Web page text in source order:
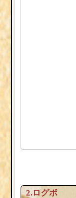
2.ログボ